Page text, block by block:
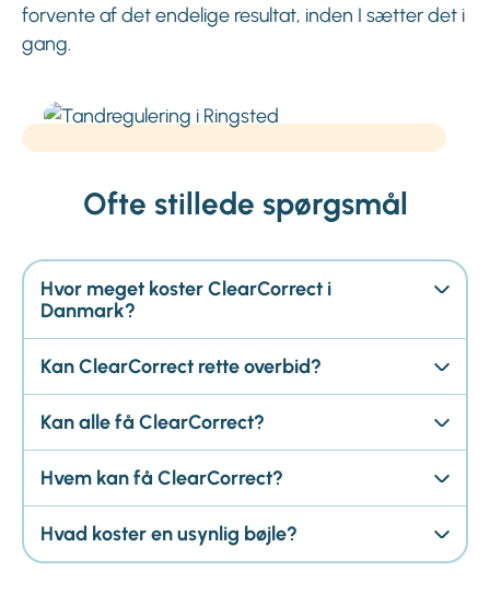
forvente af det endelige resultat, inden I sætter det i
gang.
Ofte stillede spørgsmål
Hvor meget koster ClearCorrect i
Danmark?
Kan ClearCorrect rette overbid?
Kan alle få ClearCorrect?
Hvem kan få ClearCorrect?
Hvad koster en usynlig bøjle?